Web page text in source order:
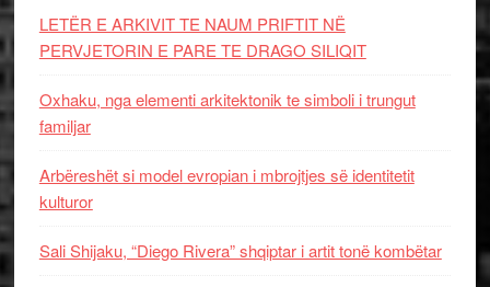
LETËR E ARKIVIT TE NAUM PRIFTIT NË
PERVJETORIN E PARE TE DRAGO SILIQIT
Oxhaku, nga elementi arkitektonik te simboli i trungut
familjar
Arbëreshët si model evropian i mbrojtjes së identitetit
kulturor
Sali Shijaku, “Diego Rivera” shqiptar i artit tonë kombëtar